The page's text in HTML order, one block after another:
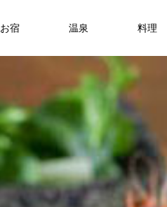
お宿 温泉 料理